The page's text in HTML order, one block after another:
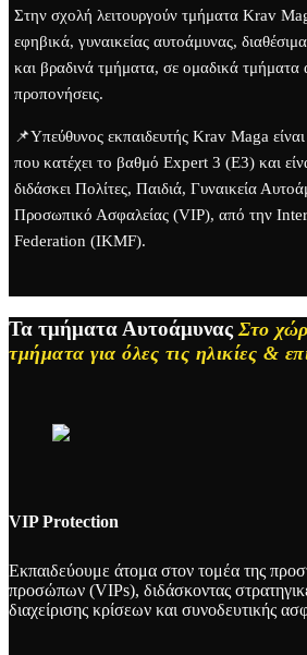
Στην σχολή λειτουργούν τμήματα Krav
εφηβικά, γυναικείας αυτοάμυνας,
και βραδινά τμήματα, σε ομαδικά τμήματα
προπονήσεις.
📌Υπεύθυνος εκπαιδευτής Krav Maga
που κατέχει το βαθμό Expert 3 (E3) και
διδάσκει Πολίτες, Παιδιά, Γυναικεία
Προσωπικό Ασφαλείας (VIP), από την
Federation (IKMF).
Τα τμήματα Αυτοάμυνας Στο
τμήματα για όλες τις ηλικίες &
VIP Protection
Εκπαιδεύουμε άτομα στον τομέα της
προσώπων (VIPs), διδάσκοντας
διαχείρισης κρίσεων και συνοδευτικής